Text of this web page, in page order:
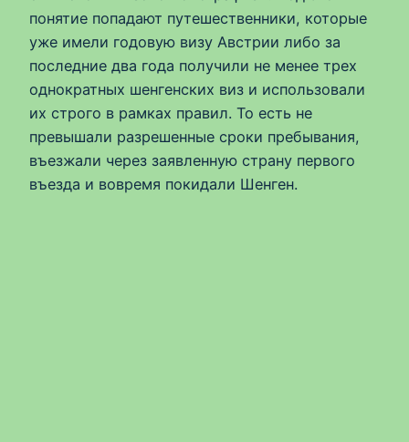
понятие попадают путешественники, которые
уже имели годовую визу Австрии либо за
последние два года получили не менее трех
однократных шенгенских виз и использовали
их строго в рамках правил. То есть не
превышали разрешенные сроки пребывания,
въезжали через заявленную страну первого
въезда и вовремя покидали Шенген.